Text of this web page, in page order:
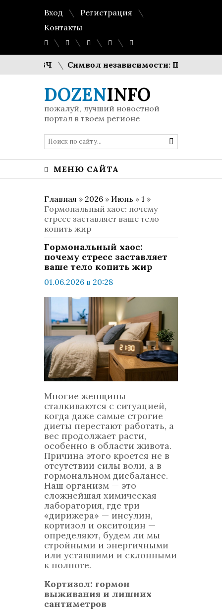
Вход
Регистрация
Контакты
Символ независимости: Шарлиз Терон
DOZENINFO
пожалуй, лучший новостной
портал в твоем регионе
МЕНЮ САЙТА
Главная » 2026 » Июнь » 1 »
Гормональный хаос: почему
стресс заставляет ваше тело
копить жир
Гормональный хаос:
почему стресс заставляет
ваше тело копить жир
01.06.2026 в 20:28
комментариев: 0
Многие женщины
сталкиваются с ситуацией,
когда даже самые строгие
диеты перестают работать, а
вес продолжает расти,
особенно в области живота.
Причина этого кроется не в
отсутствии силы воли, а в
гормональном дисбалансе.
Наш организм — это
сложнейшая химическая
лаборатория, где три
«дирижера» — инсулин,
кортизол и окситоцин —
определяют, будем ли мы
стройными и энергичными
или уставшими и склонными
к полноте.
Кортизол: гормон
выживания и лишних
сантиметров